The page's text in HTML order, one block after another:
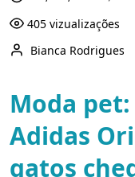
405 vizualizações
Bianca Rodrigues
Moda pet:
Adidas
gatos